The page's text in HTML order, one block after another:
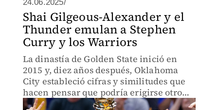
24.06.2025/
Shai Gilgeous-Alexander y el
Thunder emulan a Stephen
Curry y los Warriors
La dinastía de Golden State inició en
2015 y, diez años después, Oklahoma
City estableció cifras y similitudes que
hacen pensar que podría erigirse otro
reino en la NBA